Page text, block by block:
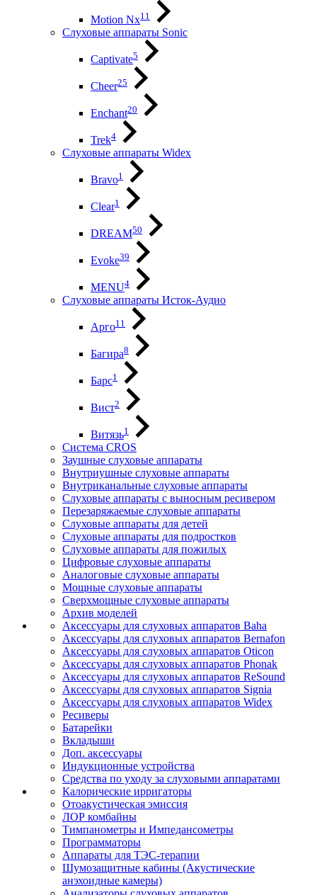
Motion Nx11
Слуховые аппараты Sonic
Captivate5
Cheer25
Enchant20
Trek4
Слуховые аппараты Widex
Bravo1
Clear1
DREAM50
Evoke39
MENU4
Слуховые аппараты Исток-Аудио
Арго11
Багира8
Барс1
Вист2
Витязь1
Система CROS
Заушные слуховые аппараты
Внутриушные слуховые аппараты
Внутриканальные слуховые аппараты
Слуховые аппараты с выносным ресивером
Перезаряжаемые слуховые аппараты
Слуховые аппараты для детей
Слуховые аппараты для подростков
Слуховые аппараты для пожилых
Цифровые слуховые аппараты
Аналоговые слуховые аппараты
Мощные слуховые аппараты
Сверхмощные слуховые аппараты
Архив моделей
Аксессуары для слуховых аппаратов Baha
Аксессуары для слуховых аппаратов Bernafon
Аксессуары для слуховых аппаратов Oticon
Аксессуары для слуховых аппаратов Phonak
Аксессуары для слуховых аппаратов ReSound
Аксессуары для слуховых аппаратов Signia
Аксессуары для слуховых аппаратов Widex
Ресиверы
Батарейки
Вкладыши
Доп. аксессуары
Индукционные устройства
Средства по уходу за слуховыми аппаратами
Калорические ирригаторы
Отоакустическая эмиссия
ЛОР комбайны
Тимпанометры и Импедансометры
Программаторы
Аппараты для ТЭС-терапии
Шумозащитные кабины (Акустические
анэхоидные камеры)